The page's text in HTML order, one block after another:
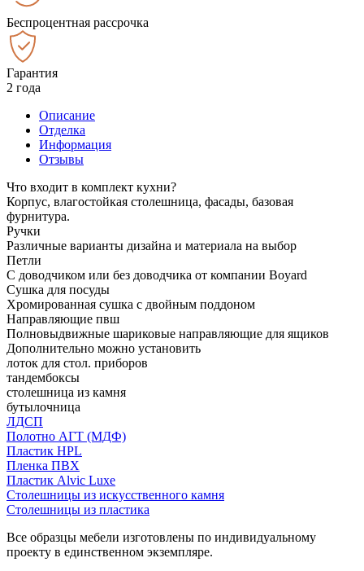
Беспроцентная рассрочка
Гарантия
2 года
Описание
Отделка
Информация
Отзывы
Что входит в комплект кухни?
Корпус, влагостойкая столешница, фасады, базовая
фурнитура.
Ручки
Различные варианты дизайна и материала на выбор
Петли
С доводчиком или без доводчика от компании Boyard
Сушка для посуды
Хромированная сушка с двойным поддоном
Направляющие пвш
Полновыдвижные шариковые направляющие для ящиков
Дополнительно можно установить
лоток для стол. приборов
тандембоксы
столешница из камня
бутылочница
ЛДСП
Полотно АГТ (МДФ)
Пластик HPL
Пленка ПВХ
Пластик Alvic Luxe
Столешницы из искусственного камня
Столешницы из пластика
Все образцы мебели изготовлены по индивидуальному
проекту в единственном экземпляре.